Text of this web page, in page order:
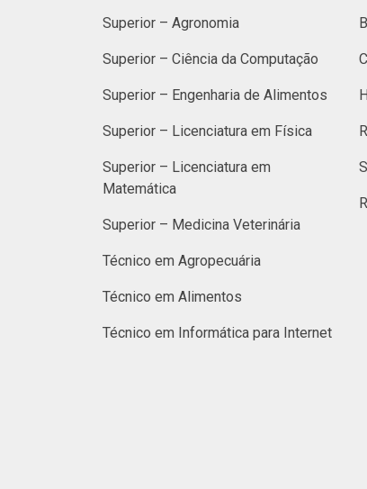
Superior – Agronomia
Superior – Ciência da Computação
Superior – Engenharia de Alimentos
Superior – Licenciatura em Física
Superior – Licenciatura em
Matemática
Superior – Medicina Veterinária
Técnico em Agropecuária
Técnico em Alimentos
Técnico em Informática para Internet